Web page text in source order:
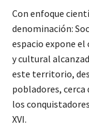
Con enfoque
denominación:
espacio expone
y cultural
este territorio,
pobladores, cerca
los
XVI.